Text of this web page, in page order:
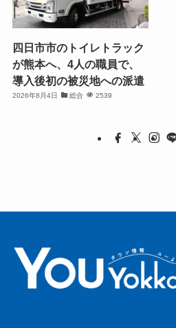
四日市市のトイレトラック
が熊本へ、4人の職員で、
導入後初の被災地への派遣
2026年8月4日 総合 2539